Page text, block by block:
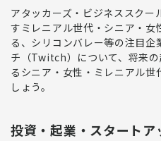
アタッカーズ・ビジネススク
すミレニアル世代・シニア・女
る、シリコンバレー等の注目
チ（Twitch）について、将来
るシニア・女性・ミレニアル
しょう。
投資・起業・スタート